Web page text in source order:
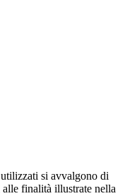
si avvalgono di
finalità illustrate nella